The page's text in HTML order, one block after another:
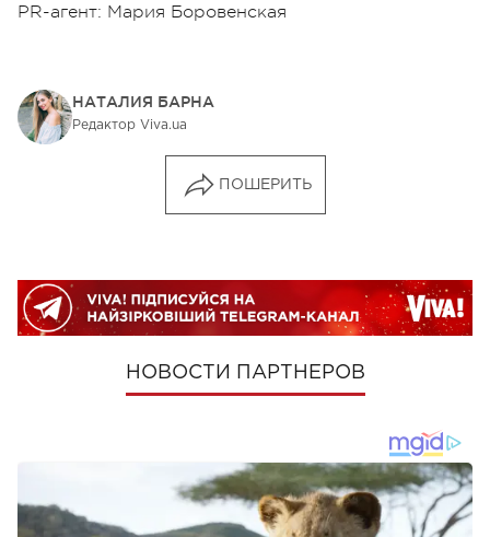
PR-агент: Мария Боровенская
НАТАЛИЯ БАРНА
Редактор Viva.ua
ПОШЕРИТЬ
НОВОСТИ ПАРТНЕРОВ